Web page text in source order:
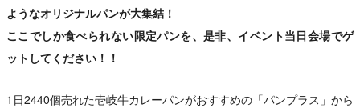
ようなオリジナルパンが大集結！
ここでしか食べられない限定パンを、是非、イベント当日会場でゲ
ットしてください！！
1日2440個売れた壱岐牛カレーパンがおすすめの「パンプラス」から